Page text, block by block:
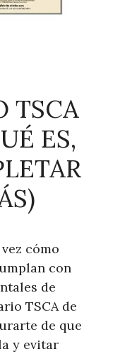
TSCA
ES,
cómo
con
de
TSCA de
de que
y evitar